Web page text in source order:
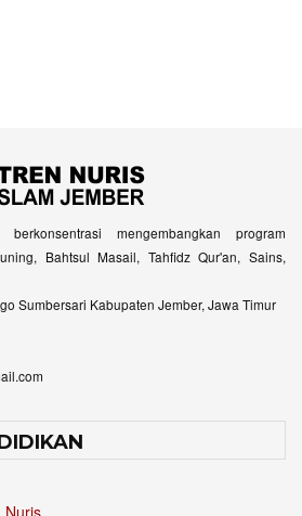
mengembangkan program
Bahtsul Masail, Tahfidz Qur'an, Sains,
Sumbersari Kabupaten Jember, Jawa Timur